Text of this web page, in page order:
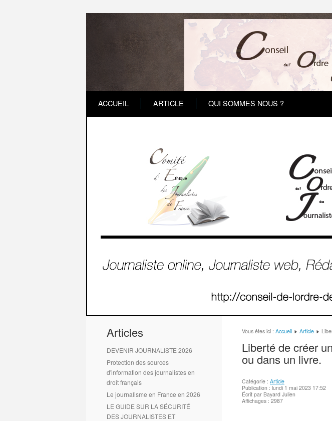
ACCUEIL ARTICLE QUI SOMMES NOUS ?
1 2
Articles
DEVENIR JOURNALISTE 2026
Protection des sources
d'information des journalistes en
droit français
Le journalisme en France en 2026
LE GUIDE SUR LA SÉCURITÉ
DES JOURNALISTES ET
Vous êtes ici : Accueil Article
Liberté de créer
ou dans un livre.
Catégorie : Article
Publication : lundi 1 mai 2023 17:52
Écrit par Bayard Julien
Affichages : 2987